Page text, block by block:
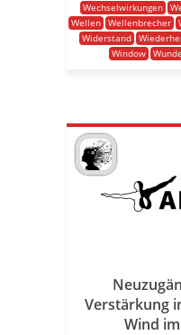
Wechselwirkungen
Wellen
Wellenbrecher
Widerstand
Window
Verstärkung
Wind